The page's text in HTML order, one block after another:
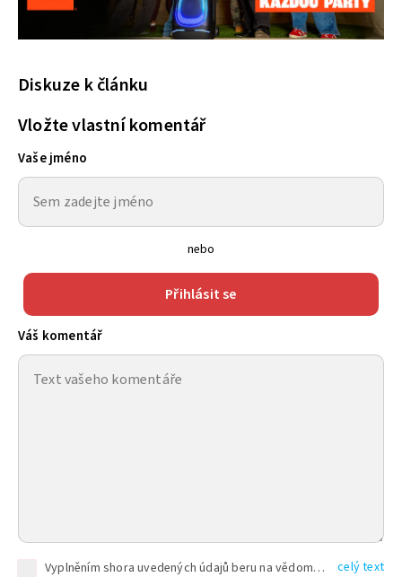
Diskuze k článku
Vložte vlastní komentář
Vaše jméno
nebo
Přihlásit se
Váš komentář
Vyplněním shora uvedených údajů beru na vědomí, že společnost TEXT FACTORY s.r.o., sídlem Brno, Durďákova 336/29, Černá Pole, PSČ: 613 00, IČ: 06157831, zapsané u Krajského soudu v Brně, oddíl C, vložka 100399, bude zpracovávat mé osobní údaje uvedené v rámci mnou vyplněného registračního formuláře na základě oprávněných zájmů TEXT FACTORY s.r.o. dle čl. 6 odst. 1 písm. f) GDPR a pro splnění právních povinností (čl. 6 odst. 1 písm. c) GDPR), a to pro tyto účely: nezbytnost zajistit oprávnění návštěvníka webových stránek provozovaných společností TEXT FACTORY s.r.o. přispívat aktivně ke zveřejněným článkům nebo v rámci diskusních fór a výkon práv TEXT FACTORY s.r.o. jako administrátora těchto diskusních fór. Více informací o zpracování osobních údajů a právech lze nalézt v celý text